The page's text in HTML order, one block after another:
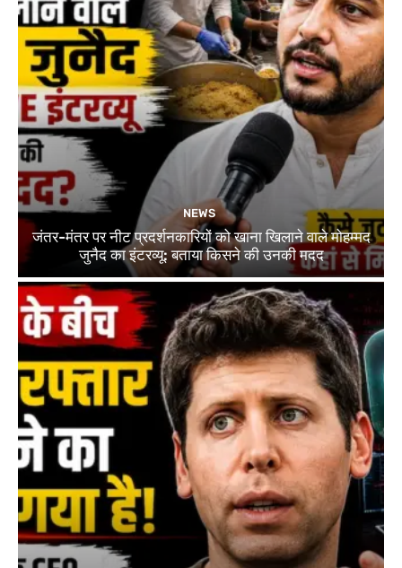
NEWS
जंतर-मंतर पर नीट प्रदर्शनकारियों को खाना खिलाने वाले मोहम्मद
जुनैद का इंटरव्यू: बताया किसने की उनकी मदद